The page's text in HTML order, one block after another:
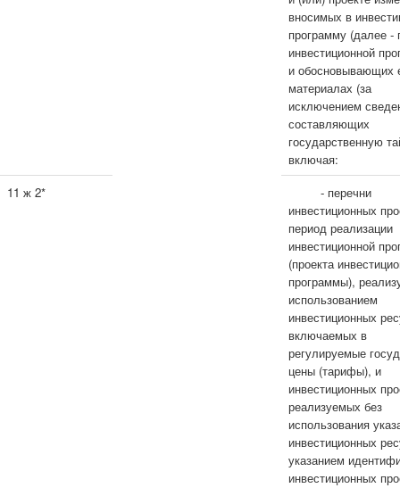
вносимых в
программу (далее -
инвестиционной
и обосновывающих
материалах (за
исключением
составляющих
государственную
включая:
11 ж 2*
- перечни
инвестиционных
период реализации
инвестиционной
(проекта
программы),
использованием
инвестиционных
включаемых в
регулируемые
цены (тарифы), и
инвестиционных
реализуемых без
использования
инвестиционных
указанием
инвестиционных